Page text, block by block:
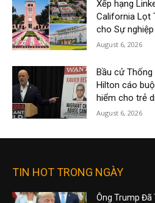
Xếp hạng
California Lọt
cho Sự
August 6, 2026
Bầu cử
Hilton cáo
hiểm cho trẻ
August 6, 2026
TIN HOT TRONG NGÀY
Ông Trump Đã